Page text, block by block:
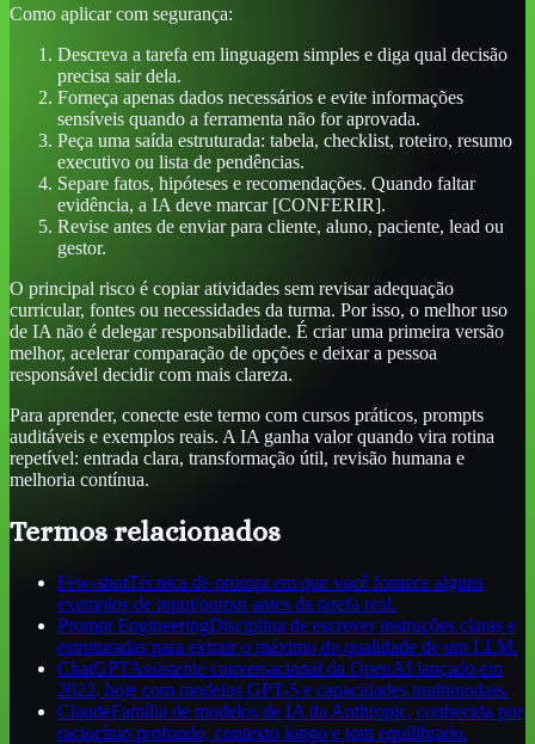
Como aplicar com segurança:
Descreva a tarefa em linguagem simples e diga qual decisão
precisa sair dela.
Forneça apenas dados necessários e evite informações
sensíveis quando a ferramenta não for aprovada.
Peça uma saída estruturada: tabela, checklist, roteiro, resumo
executivo ou lista de pendências.
Separe fatos, hipóteses e recomendações. Quando faltar
evidência, a IA deve marcar [CONFERIR].
Revise antes de enviar para cliente, aluno, paciente, lead ou
gestor.
O principal risco é copiar atividades sem revisar adequação
curricular, fontes ou necessidades da turma. Por isso, o melhor uso
de IA não é delegar responsabilidade. É criar uma primeira versão
melhor, acelerar comparação de opções e deixar a pessoa
responsável decidir com mais clareza.
Para aprender, conecte este termo com cursos práticos, prompts
auditáveis e exemplos reais. A IA ganha valor quando vira rotina
repetível: entrada clara, transformação útil, revisão humana e
melhoria contínua.
Termos relacionados
Few-shotTécnica de prompt em que você fornece alguns
exemplos de input/output antes da tarefa real.
Prompt EngineeringDisciplina de escrever instruções claras e
estruturadas para extrair o máximo de qualidade de um LLM.
ChatGPTAssistente conversacional da OpenAI lançado em
2022, hoje com modelos GPT-5 e capacidades multimodais.
ClaudeFamília de modelos de IA da Anthropic, conhecida por
raciocínio profundo, contexto longo e tom equilibrado.